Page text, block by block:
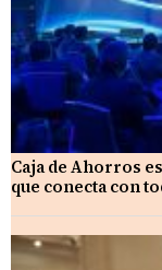
Caja de Ahorros
que conecta con